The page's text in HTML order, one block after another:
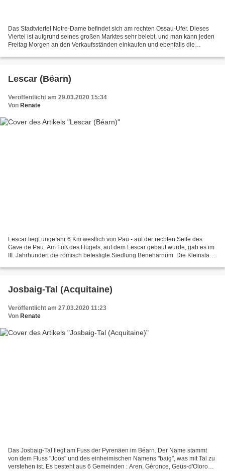
Das Stadtviertel Notre-Dame befindet sich am rechten Ossau-Ufer. Dieses
Viertel ist aufgrund seines großen Marktes sehr belebt, und man kann jeden
Freitag Morgen an den Verkaufsständen einkaufen und ebenfalls die
Lescar (Béarn)
Veröffentlicht am 29.03.2020 15:34
Von Renate
Lescar liegt ungefähr 6 Km westlich von Pau - auf der rechten Seite des
Gave de Pau. Am Fuß des Hügels, auf dem Lescar gebaut wurde, gab es im
III. Jahrhundert die römisch befestigte Siedlung Beneharnum. Die Kleinstadt
Josbaig-Tal (Acquitaine)
Veröffentlicht am 27.03.2020 11:23
Von Renate
Das Josbaig-Tal liegt am Fuss der Pyrenäen im Béarn. Der Name stammt
von dem Fluss "Joos" und des einheimischen Namens "baig", was mit Tal zu
verstehen ist. Es besteht aus 6 Gemeinden : Aren, Géronce, Geüs-d'Oloron,